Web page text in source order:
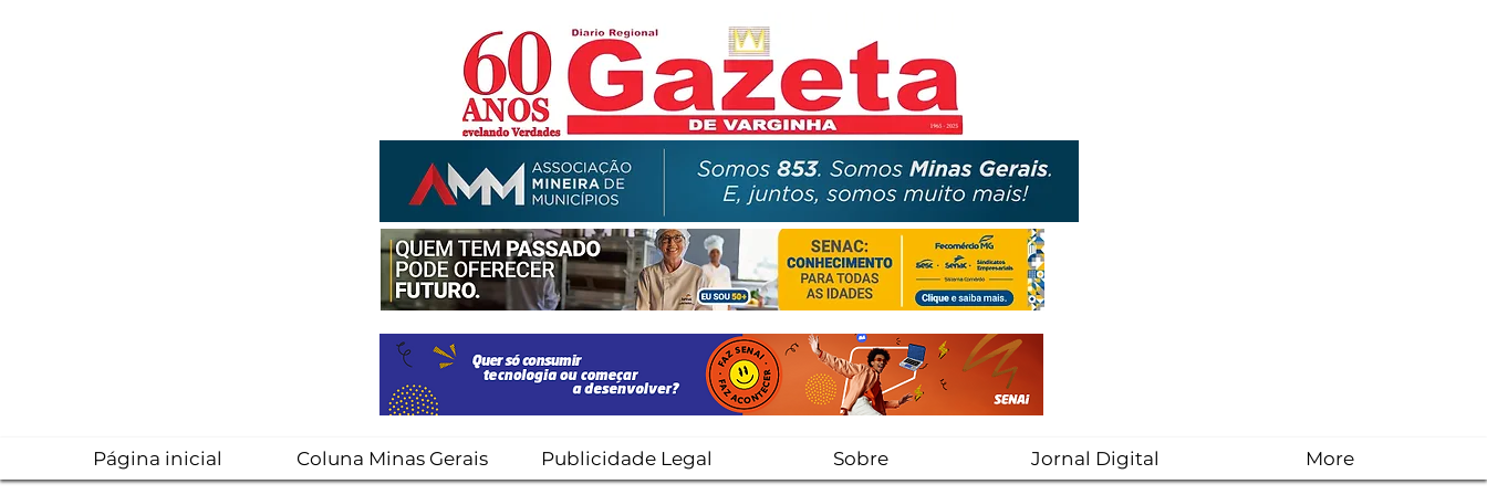
Página inicial Coluna Minas Gerais Publicidade Legal Sobre Jornal Digital More